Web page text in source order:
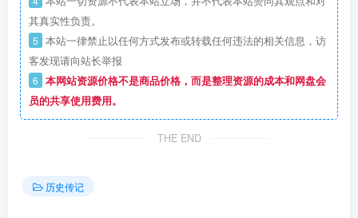
其真实性负责。
5 本站一律禁止以任何方式发布或转载任何违法的相关信息，访
客发现请向站长举报
6 本网站资源价格不是商品价格，而是整理资源的成本和网盘会
员的共享使用费用。
THE END
历史传记